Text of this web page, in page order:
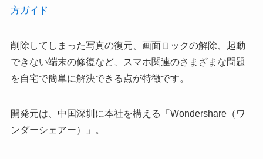
方ガイド
削除してしまった写真の復元、画面ロックの解除、起動
できない端末の修復など、スマホ関連のさまざまな問題
を自宅で簡単に解決できる点が特徴です。
開発元は、中国深圳に本社を構える「Wondershare（ワ
ンダーシェアー）」。